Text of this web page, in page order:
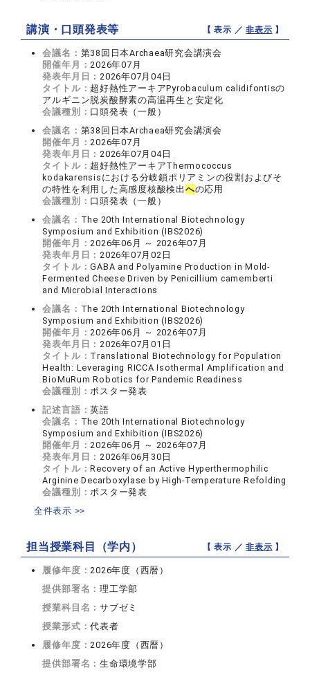
講演・口頭発表等 【 表示 ／非表示 】
会議名： 第38回日本Archaea研究会講演会
開催年月：2026年07月
発表年月日：2026年07月04日
タイトル： 超好熱性アーキアPyrobaculum calidifontisの
アルギニン脱炭酸酵素の高温再生と安定化
会議種別： 口頭発表（一般）
会議名： 第38回日本Archaea研究会講演会
開催年月：2026年07月
発表年月日：2026年07月04日
タイトル： 超好熱性アーキアThermococcus
kodakarensisにおける分岐鎖ポリアミンの役割およびそ
の特性を利用した高感度核酸検出 への応用
会議種別： 口頭発表（一般）
会議名： The 20th International Biotechnology
Symposium and Exhibition (IBS2026)
開催年月：2026年06月 ～ 2026年07月
発表年月日：2026年07月02日
タイトル：GABA and Polyamine Production in Mold-
Fermented Cheese Driven by Penicillium camemberti
and Microbial Interactions
会議名： The 20th International Biotechnology
Symposium and Exhibition (IBS2026)
開催年月：2026年06月 ～ 2026年07月
発表年月日：2026年07月01日
タイトル： Translational Biotechnology for Population
Health: Leveraging RICCA Isothermal Amplification and
BioMuRum Robotics for Pandemic Readiness
会議種別：ポスター発表
記述言語：英語
会議名： The 20th International Biotechnology
Symposium and Exhibition (IBS2026)
開催年月：2026年06月 ～ 2026年07月
発表年月日：2026年06月30日
タイトル：Recovery of an Active Hyperthermophilic
Arginine Decarboxylase by High-Temperature Refolding
会議種別：ポスター発表
全件表示 >>
担当授業科目（学内） 【 表示 ／非表示 】
履修年度：2026年度（西暦）
提供部署名：理工学部
授業科目名：サブゼミ
授業形式：代表者
履修年度：2026年度（西暦）
提供部署名：生命環境学部